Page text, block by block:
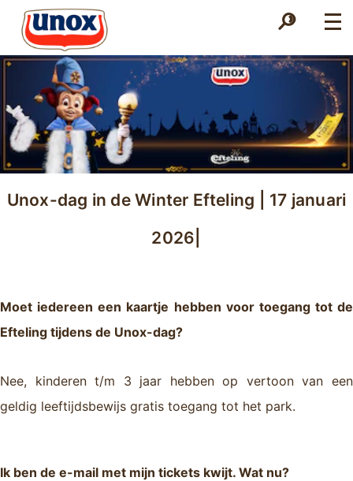
Zoek
Zoek
Unox-dag in de Winter Efteling | 17 januari
2026|
Moet iedereen een kaartje hebben voor toegang tot de
Efteling tijdens de Unox-dag?
Nee, kinderen t/m 3 jaar hebben op vertoon van een
geldig leeftijdsbewijs gratis toegang tot het park.
Ik ben de e-mail met mijn tickets kwijt. Wat nu?